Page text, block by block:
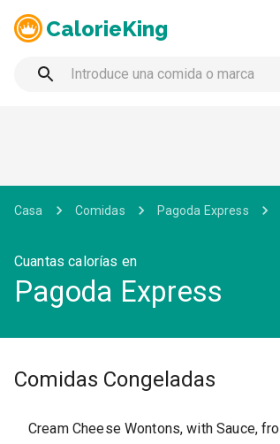
CalorieKing
Casa Comidas Pagoda Express
Cuantas calorías en
Pagoda Express
Comidas Congeladas
Cream Cheese Wontons, with Sauce,